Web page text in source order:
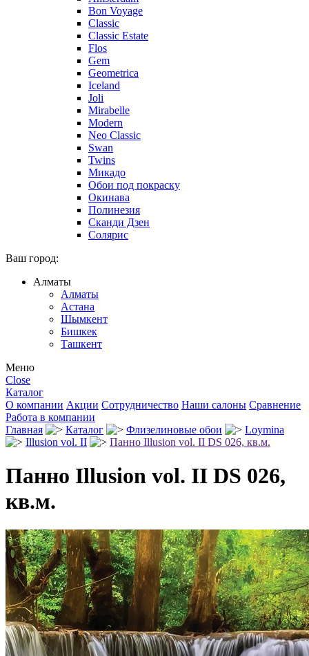
Bon Voyage
Classic
Classic Estate
Flos
Gem
Geometrica
Iceland
Joli
Mirabelle
Modern
Neo Classic
Swan
Twins
Микадо
Обои под покраску
Окинава
Полинезия
Сканди Дзен
Солярис
Ваш город:
Алматы
Алматы
Астана
Шымкент
Бишкек
Ташкент
Меню
Close
Каталог
О компании Акции Сотрудничество Наши салоны Сравнение
Работа в компании
Главная
Каталог Флизелиновые обои
Loymina
Illusion vol. II
Панно Illusion vol. II DS 026, кв.м.
Панно Illusion vol. II DS 026,
кв.м.